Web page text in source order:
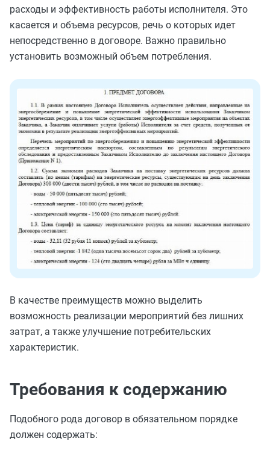
расходы и эффективность работы исполнителя. Это
касается и объема ресурсов, речь о которых идет
непосредственно в договоре. Важно правильно
установить возможный объем потребления.
В качестве преимуществ можно выделить
возможность реализации мероприятий без лишних
затрат, а также улучшение потребительских
характеристик.
Требования к содержанию
Подобного рода договор в обязательном порядке
должен содержать: